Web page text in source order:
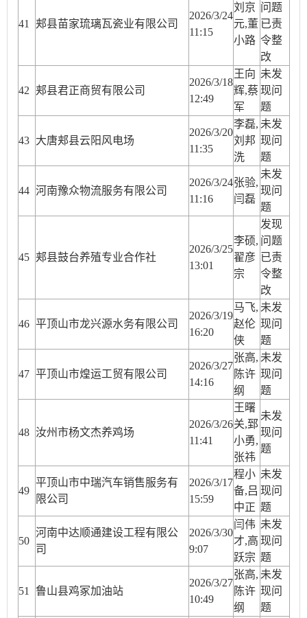
41 郏县苗家琉璃瓦瓷业有限公司
2026/3/24
11:15
刘京
元,董
小路
问题
已责
令整
改
42 郏县君正商贸有限公司
2026/3/18
12:49
王向
辉,蔡
军
未发
现问
题
43 大唐郏县云阳风电场
2026/3/20
11:35
李磊,
刘邦
洗
未发
现问
题
44 河南豫众物流服务有限公司
2026/3/24
11:16
张验,
闫磊
未发
现问
题
45 郏县鼓台养殖专业合作社
2026/3/25
13:01
李硕,
翟彦
宗
发现
问题
已责
令整
改
46 平顶山市龙兴源水务有限公司
2026/3/19
16:20
马飞,
赵伦
侠
未发
现问
题
47 平顶山市煌运工贸有限公司
2026/3/27
14:16
张高,
陈许
纲
未发
现问
题
48 汝州市杨文杰养鸡场
2026/3/26
11:41
王曙
关,郅
小勇,
张祎
未发
现问
题
49
平顶山市中瑞汽车销售服务有
限公司
2026/3/17
15:59
程小
备,吕
中正
未发
现问
题
50
河南中达顺通建设工程有限公
司
2026/3/30
9:07
闫伟
才,高
跃宗
未发
现问
题
51 鲁山县鸡冢加油站
2026/3/27
10:49
张高,
陈许
纲
未发
现问
题